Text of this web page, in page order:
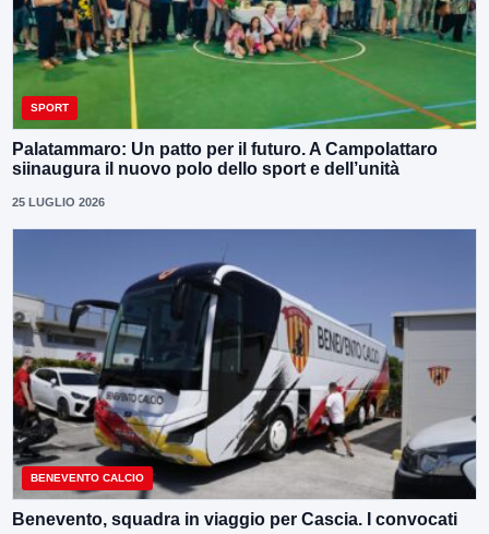
SPORT
Palatammaro: Un patto per il futuro. A Campolattaro
siinaugura il nuovo polo dello sport e dell’unità
25 LUGLIO 2026
BENEVENTO CALCIO
Benevento, squadra in viaggio per Cascia. I convocati